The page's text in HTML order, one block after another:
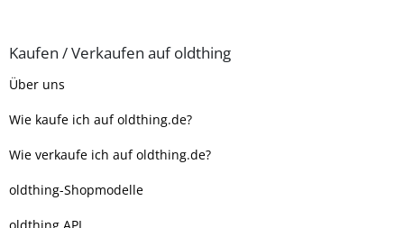
Kaufen / Verkaufen auf oldthing
Über uns
Wie kaufe ich auf oldthing.de?
Wie verkaufe ich auf oldthing.de?
oldthing-Shopmodelle